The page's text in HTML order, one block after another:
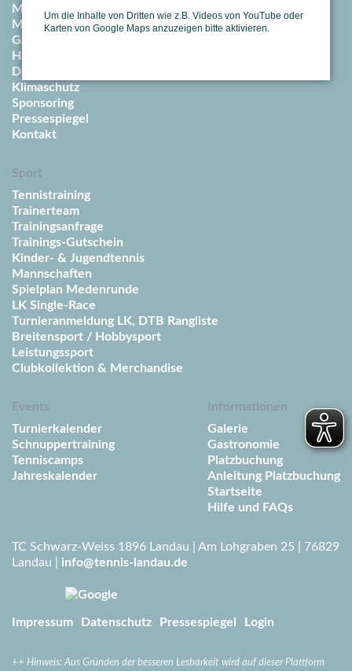
Mitgliedschaft
Mitglied werden
Gäste
Hallenpreise / Abos
Downloadcenter
Klimaschutz
Sponsoring
Pressespiegel
Kontakt
Sport
Tennistraining
Trainerteam
Trainingsanfrage
Trainings-Gutschein
Kinder- & Jugendtennis
Mannschaften
Spielplan Medenrunde
LK Single-Race
Turnieranmeldung LK, DTB Rangliste
Breitensport / Hobbysport
Leistungssport
Clubkollektion & Merchandise
Events
Turnierkalender
Schnuppertraining
Tenniscamps
Jahreskalender
Informationen
Galerie
Gastronomie
Platzbuchung
Anleitung Platzbuchung
Startseite
Hilfe und FAQs
TC Schwarz-Weiss 1896 Landau | Am Lohgraben 25 | 76829
Landau | info@tennis-landau.de
Impressum Datenschutz Pressespiegel Login
++ Hinweis: Aus Gründen der besseren Lesbarkeit wird auf dieser Plattform
Um die Inhalte von Dritten wie z.B. Videos von YouTube oder
Karten von Google Maps anzuzeigen bitte aktivieren.